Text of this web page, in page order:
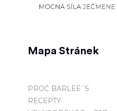
Mapa Stránek
PROČ BARLEE´S
RECEPTY